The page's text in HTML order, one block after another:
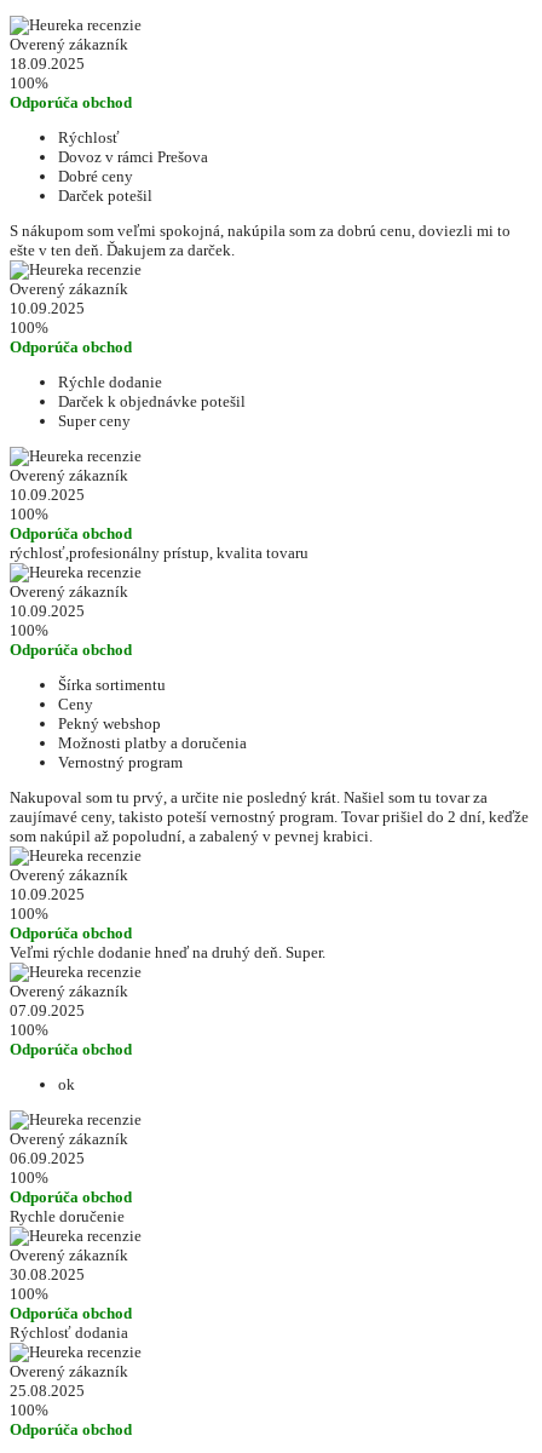
Overený zákazník
18.09.2025
100%
Odporúča obchod
Rýchlosť
Dovoz v rámci Prešova
Dobré ceny
Darček potešil
S nákupom som veľmi spokojná, nakúpila som za dobrú cenu, doviezli mi to
ešte v ten deň. Ďakujem za darček.
Overený zákazník
10.09.2025
100%
Odporúča obchod
Rýchle dodanie
Darček k objednávke potešil
Super ceny
Overený zákazník
10.09.2025
100%
Odporúča obchod
rýchlosť,profesionálny prístup, kvalita tovaru
Overený zákazník
10.09.2025
100%
Odporúča obchod
Šírka sortimentu
Ceny
Pekný webshop
Možnosti platby a doručenia
Vernostný program
Nakupoval som tu prvý, a určite nie posledný krát. Našiel som tu tovar za
zaujímavé ceny, takisto poteší vernostný program. Tovar prišiel do 2 dní, keďže
som nakúpil až popoludní, a zabalený v pevnej krabici.
Overený zákazník
10.09.2025
100%
Odporúča obchod
Veľmi rýchle dodanie hneď na druhý deň. Super.
Overený zákazník
07.09.2025
100%
Odporúča obchod
ok
Overený zákazník
06.09.2025
100%
Odporúča obchod
Rychle doručenie
Overený zákazník
30.08.2025
100%
Odporúča obchod
Rýchlosť dodania
Overený zákazník
25.08.2025
100%
Odporúča obchod